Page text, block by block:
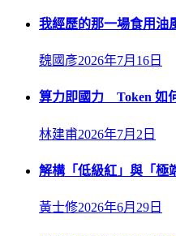
我經歷的那一場食用油
魏國彥2026年7月16日
算力即國力 Token 如
林建甫2026年7月2日
解構「低級紅」與「極
黃士修2026年6月29日